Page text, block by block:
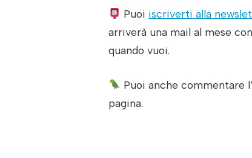
Puoi iscriverti alla
arriverà una mail al mese
quando vuoi.
Puoi anche commentare
pagina.